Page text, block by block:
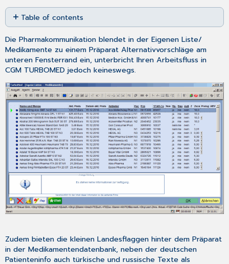
Save
as
PDF
Table of contents
Folgenden
klären
wir
Sie
über
die
verschiedenen
Funktionen
der
Pharmakommunikation
auf.
Therapieempfehlungen
Co-
Banner
Neueinführungen
Die Pharmakommunikation blendet in derEigenen Liste/
Medikamente zu einem Präparat Alternativvorschläge am
unteren Fensterrand ein, unterbricht Ihren Arbeitsfluss in
CGM TURBOMED jedoch keineswegs.
Zudem bieten die kleinen Landesflaggen hinter dem Präparat
in der Medikamentendatenbank, neben der deutschen
Patienteninfo auch türkische und russische Texte als